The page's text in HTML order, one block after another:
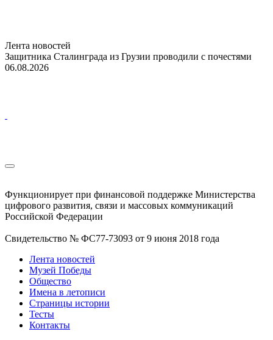
Лента новостей
Защитника Сталинграда из Грузии проводили с почестями
06.08.2026
Функционирует при финансовой поддержке Министерства
цифрового развития, связи и массовых коммуникаций
Российской Федерации
Свидетельство № ФС77-73093 от 9 июня 2018 года
Лента новостей
Музей Победы
Общество
Имена в летописи
Страницы истории
Тесты
Контакты